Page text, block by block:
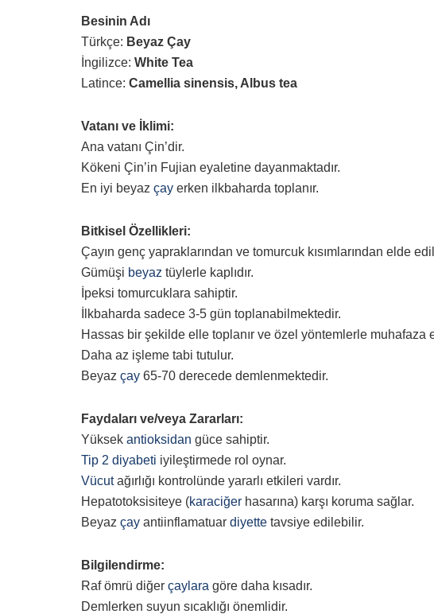
Besinin Adı
Türkçe: Beyaz Çay
İngilizce: White Tea
Latince: Camellia sinensis, Albus tea
Vatanı ve İklimi:
Ana vatanı Çin’dir.
Kökeni Çin’in Fujian eyaletine dayanmaktadır.
En iyi beyaz çay erken ilkbaharda toplanır.
Bitkisel Özellikleri:
Çayın genç yapraklarından ve tomurcuk kısımlarından elde
Gümüşi beyaz tüylerle kaplıdır.
İpeksi tomurcuklara sahiptir.
İlkbaharda sadece 3-5 gün toplanabilmektedir.
Hassas bir şekilde elle toplanır ve özel yöntemlerle muhafaza
Daha az işleme tabi tutulur.
Beyaz çay 65-70 derecede demlenmektedir.
Faydaları ve/veya Zararları:
Yüksek antioksidan güce sahiptir.
Tip 2 diyabeti iyileştirmede rol oynar.
Vücutağırlığı kontrolünde yararlı etkileri vardır.
Hepatotoksisiteye (karaciğer hasarına) karşı koruma sağlar.
Beyaz çay antiinflamatuar diyette tavsiye edilebilir.
Bilgilendirme:
Raf ömrü diğer çaylara göre daha kısadır.
Demlerken suyun sıcaklığı önemlidir.